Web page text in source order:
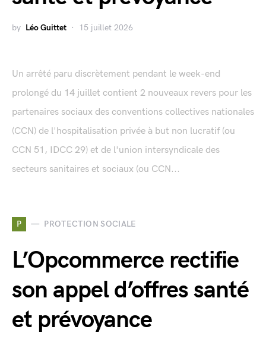
by Léo Guittet 15 juillet 2026
Un arrêté paru discrètement pendant le week-end
prolongé du 14 juillet contient 2 nouveaux revers pour les
partenaires sociaux des conventions collectives nationales
(CCN) de l'hospitalisation privée à but non lucratif (ou
CCN 51, IDCC 29) et de l'union intersyndicale des
secteurs sanitaires et sociaux (ou CCN...
P PROTECTION SOCIALE
L’Opcommerce rectifie
son appel d’offres santé
et prévoyance